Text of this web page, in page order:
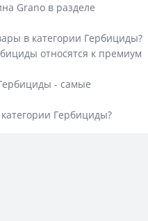
Grano в разделе
в категории Гербициды?
относятся к премиум
- самые
Гербициды?